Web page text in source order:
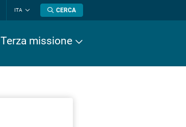
ITA
lingua
CERCA
Terza missione